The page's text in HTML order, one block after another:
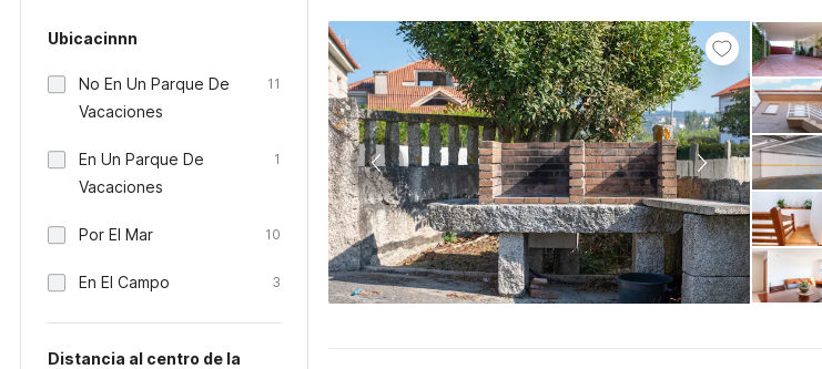
Ubicacinnn
No En Un Parque De
Vacaciones
11
En Un Parque De
Vacaciones
1
Por El Mar 10
En El Campo 3
Distancia al centro de la